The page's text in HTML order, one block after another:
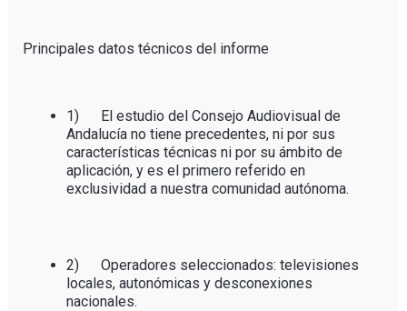
Principales datos técnicos del informe
1) El estudio del Consejo Audiovisual de
Andalucía no tiene precedentes, ni por sus
características técnicas ni por su ámbito de
aplicación, y es el primero referido en
exclusividad a nuestra comunidad autónoma.
2) Operadores seleccionados: televisiones
locales, autonómicas y desconexiones
nacionales.